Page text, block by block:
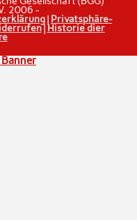
2006 -
| Privatsphäre-
|Historie dier